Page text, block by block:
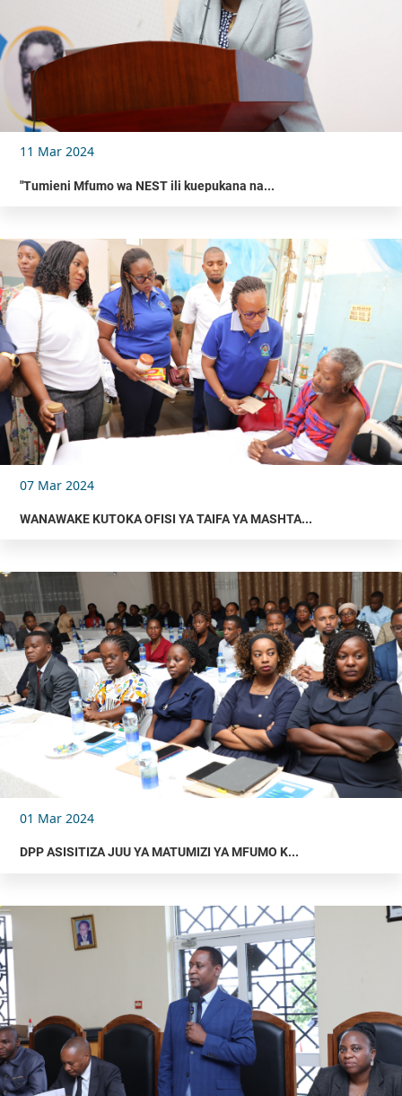
11 Mar 2024
"Tumieni Mfumo wa NEST ili kuepukana na...
07 Mar 2024
WANAWAKE KUTOKA OFISI YA TAIFA YA MASHTA...
01 Mar 2024
DPP ASISITIZA JUU YA MATUMIZI YA MFUMO K...